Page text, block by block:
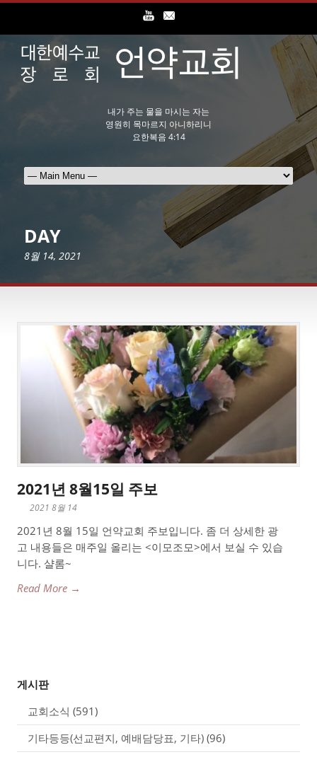
내가 주는 물을 마시는 자는
영원히 목마르지 아니하리니
요한복음 4:14
DAY
8월 14, 2021
2021년 8월15일 주보
2021 8월 14
2021년 8월 15일 언약교회 주보입니다. 좀 더 상세한 광
고 내용들은 매주일 올리는 <이모조모>에서 보실 수 있습
니다. 샬롬~
Read More →
게시판
교회소식 (591)
기타등등(선교편지, 예배담당표, 기타) (96)